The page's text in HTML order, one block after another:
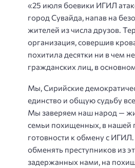
«25 июля боевики ИГИЛ
город Сувайда, напав на
жителей из числа друзов.
организация, совершив
похитила десятки ни в чем
гражданских лиц, в
Мы, Сирийские
единство и общую судьбу
Мы заверяем наш народ —
семьи похищенных, в нашей
готовности к обмену с
обменять преступников из
задержанных нами, на